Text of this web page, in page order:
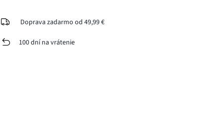
Doprava zadarmo od 49,99 €
100 dní na vrátenie